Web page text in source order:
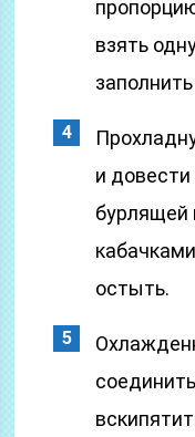
взять
и
бурлящей
остыть.